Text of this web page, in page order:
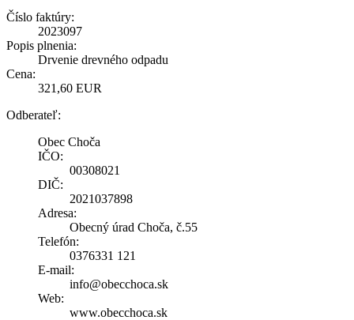
Číslo faktúry:
2023097
Popis plnenia:
Drvenie drevného odpadu
Cena:
321,60 EUR
Odberateľ:
Obec Choča
IČO:
00308021
DIČ:
2021037898
Adresa:
Obecný úrad Choča, č.55
Telefón:
0376331 121
E-mail:
info@obecchoca.sk
Web:
www.obecchoca.sk